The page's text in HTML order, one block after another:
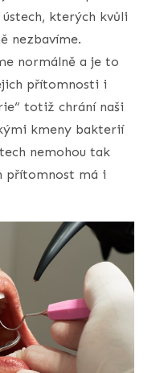
kterých kvůli
nezbavíme.
normálně a je to
přítomnosti i
totiž chrání naši
kmeny bakterií
nemohou tak
přítomnost má i